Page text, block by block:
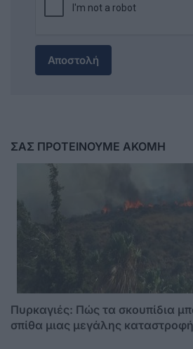
Αποστολή
ΣΑΣ ΠΡΟΤΕΙΝΟΥΜΕ ΑΚΟΜΗ
Πυρκαγιές: Πώς τα σκουπίδια
σπίθα μιας μεγάλης